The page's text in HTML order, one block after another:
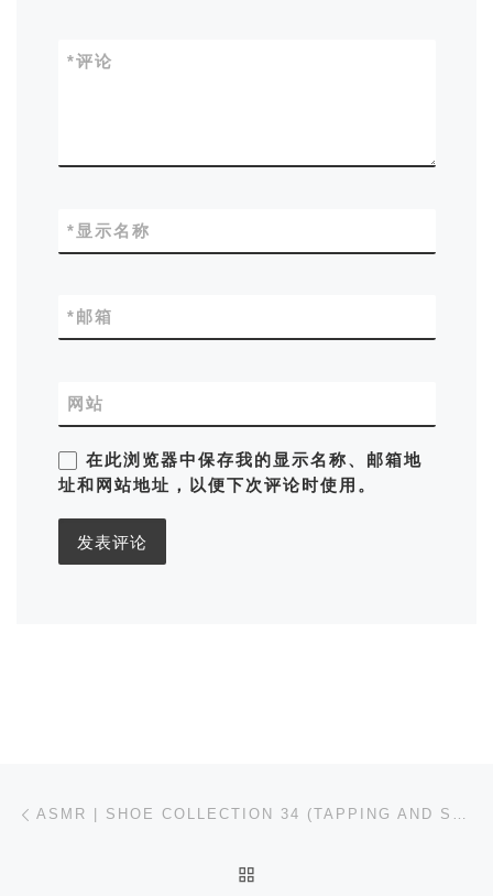
评论
*
显示名称
*
邮箱
*
网站
在此浏览器中保存我的显示名称、邮箱地
址和网站地址，以便下次评论时使用。
文章导航 ASMR | SHOE COLLECTION 34 (TAPPING AND SCRATCHING)